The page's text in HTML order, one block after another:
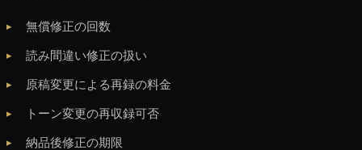
無償修正の回数
読み間違い修正の扱い
原稿変更による再録の料金
トーン変更の再収録可否
納品後修正の期限